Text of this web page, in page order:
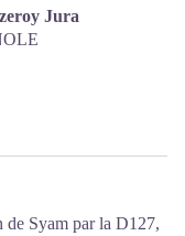
Jura
de Syam par la D127,